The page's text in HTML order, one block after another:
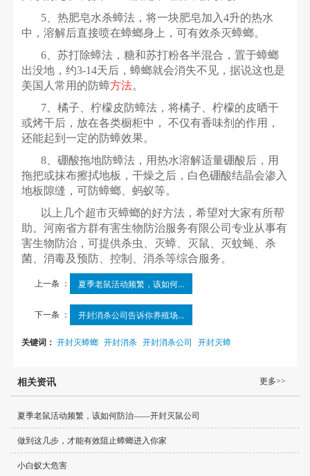
5 、热肥皂水杀蟑法，将一块肥皂加入4升的热水
中，溶解后直接喷在蟑螂身上，可有效杀灭蟑螂。
6 、苏打除蟑法，糖和苏打粉各半混合，置于蟑螂
出没地，约3-14天后，蟑螂就会消失不见，据说这也是
美国人常用的防蟑方法。
7 、橘子、柠檬皮防蟑法，将橘子、柠檬的皮晒干
或烤干后，放在各类橱柜中， 不仅有香味剂的作用，
还能起到一定的防蟑效果。
8 、硼酸拖地防蟑法，用热水溶解适量硼酸后，用
拖把或抹布擦拭地板，干燥之后，白色硼酸结晶会渗入
地板隙缝，可防蟑螂、蚂蚁等。
以上几个超市灭蟑螂的好方法，希望对大家有所帮
助。河南省方群有害生物防治服务有限公司专业从事有
害生物防治，可提供杀虫、灭蟑、灭鼠、灭蚊蝇、杀
菌、消毒及预防、控制、消杀等综合服务。
上一条 ： 夏季老鼠活动频繁，该如何...
下一条 ： 开封消杀公司告诉你养殖场...
关键词：开封灭蟑螂 开封消杀 开封消杀公司 开封灭蟑
相关资讯 更多>>
夏季老鼠活动频繁，该如何防治——开封灭鼠公司
做到这几步，才能有效阻止蟑螂进入你家
小白蚁大危害